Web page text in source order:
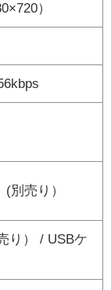
）
別売り）
り） / USBケ